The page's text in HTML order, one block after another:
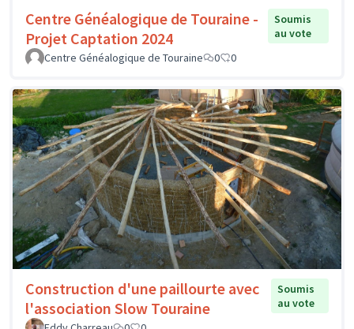
Centre Généalogique de Touraine -
Projet Captation 2024
Soumis
au vote
Centre Généalogique de Touraine
0 0
Construction d'une paillourte avec
l'association Slow Touraine
Soumis
au vote